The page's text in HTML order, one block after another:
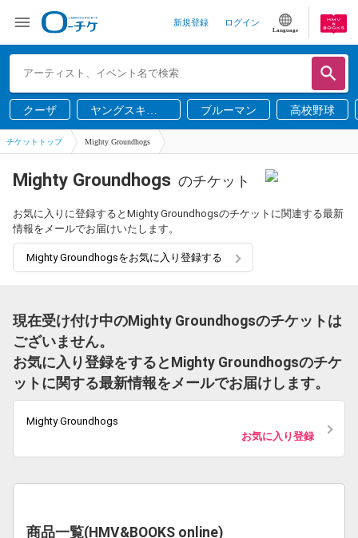
新規登録 ログイン
Language
クーザ
ヤングスキニ
ー
ブルーマン 高校野球
チケットトップ Mighty Groundhogs
Mighty Groundhogs のチケット
お気に入りに登録するとMighty Groundhogsのチケットに関連する最新
情報をメールでお届けいたします。
Mighty Groundhogsをお気に入り登録する
現在受け付け中のMighty Groundhogsのチケットは
ございません。
お気に入り登録をするとMighty Groundhogsのチケ
ットに関する最新情報をメールでお届けします。
Mighty Groundhogs
お気に入り登録
商品一覧(HMV&BOOKS online)